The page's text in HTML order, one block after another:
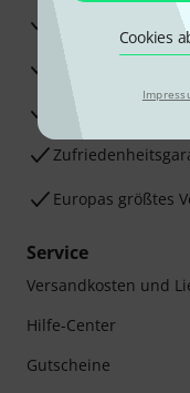
Cookies
30 Tage Money-
Beratung durch
Europas größtes
Service
Versandkosten und
Hilfe-Center
Gutscheine